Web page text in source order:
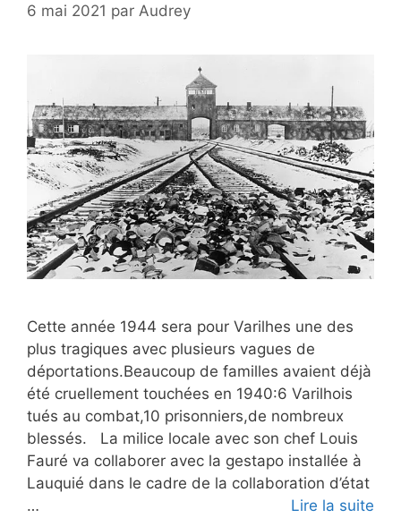
6 mai 2021 par Audrey
Cette année 1944 sera pour Varilhes une des
plus tragiques avec plusieurs vagues de
déportations.Beaucoup de familles avaient déjà
été cruellement touchées en 1940:6 Varilhois
tués au combat,10 prisonniers,de nombreux
blessés. La milice locale avec son chef Louis
Fauré va collaborer avec la gestapo installée à
Lauquié dans le cadre de la collaboration d’état
…
Lire la suite